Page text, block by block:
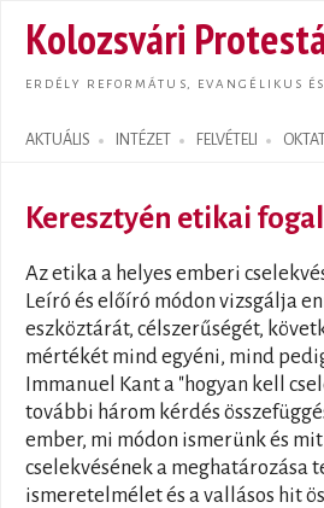
Kolozsvári
ERDÉLY REFORMÁTUS, EVANGÉLIKUS
AKTUÁLIS INTÉZET FELVÉTELI
Search form
Keresztyén etikai
Az etika a helyes emberi
Leíró és előíró módon vizsgálja
eszköztárát, célszerűségét,
mértékét mind egyéni, mind
Immanuel Kant a "hogyan kell
további három kérdés
ember, mi módon ismerünk és
cselekvésének a meghatározása
ismeretelmélet és a vallásos hit